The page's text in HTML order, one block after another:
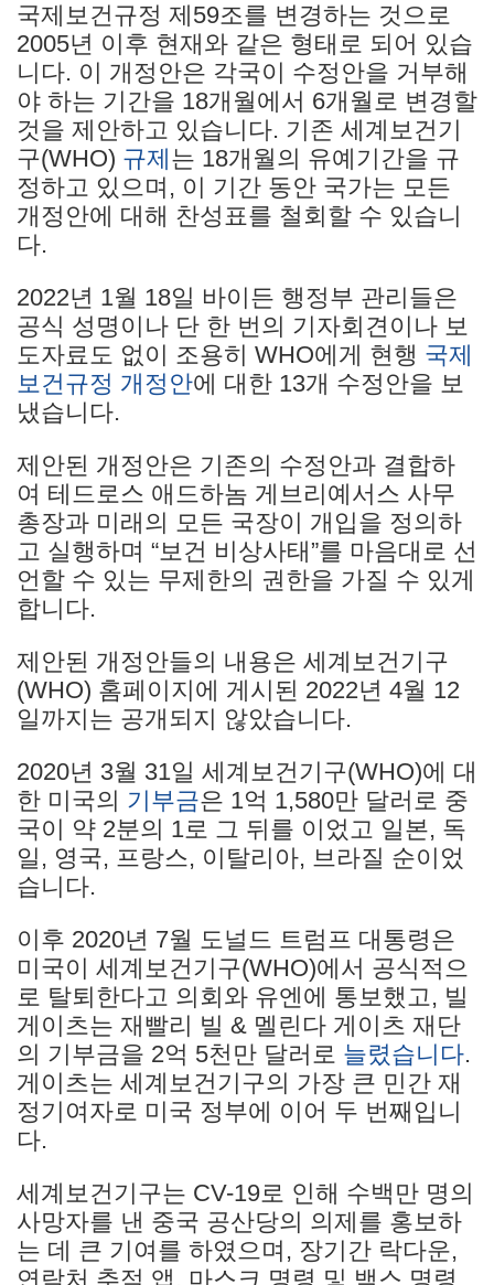
국제보건규정 제59조를 변경하는 것으로
2005년 이후 현재와 같은 형태로 되어 있습
니다. 이 개정안은 각국이 수정안을 거부해
야 하는 기간을 18개월에서 6개월로 변경할
것을 제안하고 있습니다. 기존 세계보건기
구(WHO) 규제는 18개월의 유예기간을 규
정하고 있으며, 이 기간 동안 국가는 모든
개정안에 대해 찬성표를 철회할 수 있습니
다.
2022년 1월 18일 바이든 행정부 관리들은
공식 성명이나 단 한 번의 기자회견이나 보
도자료도 없이 조용히 WHO에게 현행 국제
보건규정 개정안에 대한 13개 수정안을 보
냈습니다.
제안된 개정안은 기존의 수정안과 결합하
여 테드로스 애드하놈 게브리예서스 사무
총장과 미래의 모든 국장이 개입을 정의하
고 실행하며 “보건 비상사태”를 마음대로 선
언할 수 있는 무제한의 권한을 가질 수 있게
합니다.
제안된 개정안들의 내용은 세계보건기구
(WHO) 홈페이지에 게시된 2022년 4월 12
일까지는 공개되지 않았습니다.
2020년 3월 31일 세계보건기구(WHO)에 대
한 미국의 기부금은 1억 1,580만 달러로 중
국이 약 2분의 1로 그 뒤를 이었고 일본, 독
일, 영국, 프랑스, 이탈리아, 브라질 순이었
습니다.
이후 2020년 7월 도널드 트럼프 대통령은
미국이 세계보건기구(WHO)에서 공식적으
로 탈퇴한다고 의회와 유엔에 통보했고, 빌
게이츠는 재빨리 빌 & 멜린다 게이츠 재단
의 기부금을 2억 5천만 달러로 늘렸습니다.
게이츠는 세계보건기구의 가장 큰 민간 재
정기여자로 미국 정부에 이어 두 번째입니
다.
세계보건기구는 CV-19로 인해 수백만 명의
사망자를 낸 중국 공산당의 의제를 홍보하
는 데 큰 기여를 하였으며, 장기간 락다운,
연락처 추적 앱, 마스크 명령 및 백스 명령